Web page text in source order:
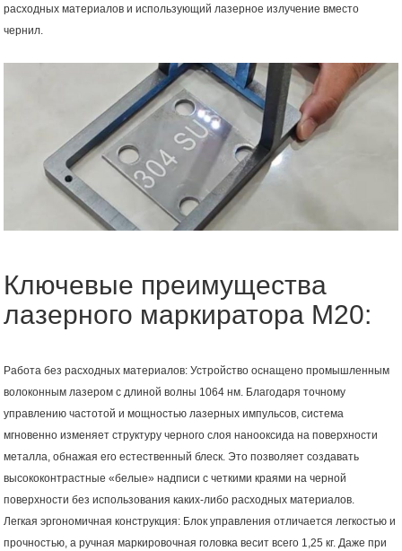
расходных материалов и использующий лазерное излучение вместо
чернил.
Ключевые преимущества
лазерного маркиратора M20:
Работа без расходных материалов: Устройство оснащено промышленным
волоконным лазером с длиной волны 1064 нм. Благодаря точному
управлению частотой и мощностью лазерных импульсов, система
мгновенно изменяет структуру черного слоя нанооксида на поверхности
металла, обнажая его естественный блеск. Это позволяет создавать
высококонтрастные «белые» надписи с четкими краями на черной
поверхности без использования каких-либо расходных материалов.
Легкая эргономичная конструкция: Блок управления отличается легкостью и
прочностью, а ручная маркировочная головка весит всего 1,25 кг. Даже при